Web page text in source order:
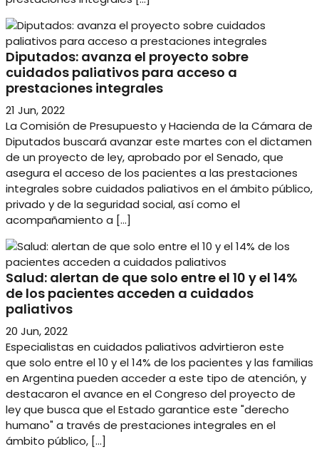
Diputados: avanza el proyecto sobre
cuidados paliativos para acceso a
prestaciones integrales
21 Jun, 2022
La Comisión de Presupuesto y Hacienda de la Cámara de
Diputados buscará avanzar este martes con el dictamen
de un proyecto de ley, aprobado por el Senado, que
asegura el acceso de los pacientes a las prestaciones
integrales sobre cuidados paliativos en el ámbito público,
privado y de la seguridad social, así como el
acompañamiento a […]
Salud: alertan de que solo entre el 10 y el 14%
de los pacientes acceden a cuidados
paliativos
20 Jun, 2022
Especialistas en cuidados paliativos advirtieron este
que solo entre el 10 y el 14% de los pacientes y las familias
en Argentina pueden acceder a este tipo de atención, y
destacaron el avance en el Congreso del proyecto de
ley que busca que el Estado garantice este "derecho
humano" a través de prestaciones integrales en el
ámbito público, […]